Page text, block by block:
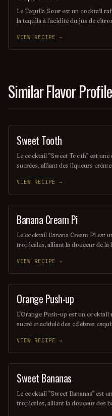
Le Tequila Sour est un cocktail
la tequila à l'acidité du jus de
veloutée, il offre une expérience
Parfait pour les amateurs de
VIEW RECIPE →
Similar Flavor
SHAKE
Sweet Tooth
Le cocktail "Sweet Tooth" est
sucrées, alliant des liqueurs
parfaite pour ceux qui aiment les
colorée et son goût velouté en
soirée festive.
VIEW RECIPE →
COCKTAIL
Banana Cream Pi
Le cocktail Banana Cream Pi est
tropicales, alliant la douceur de la
touche de vanille et d'une pincée
gustative à la fois
amateurs de cocktails fruités, il
en
VIEW RECIPE →
ORDINARY DRINK
Orange Push-up
L'Orange Push-up est un
sucré et acidulé des célèbres
fruitée et pétillante, parfaite pour
avec des glaçons et une touche
plaisir pour les papilles.
VIEW RECIPE →
SHAKE
Sweet Bananas
Le cocktail "Sweet Bananas" est
tropicales, alliant la douceur des